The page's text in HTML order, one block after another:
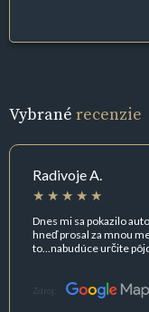
Vybrané recenzie
Radivoje A.
Dnes mi sa pokazilo
hneď prosal za mnou
to...nabudúce určite
Zdroj: